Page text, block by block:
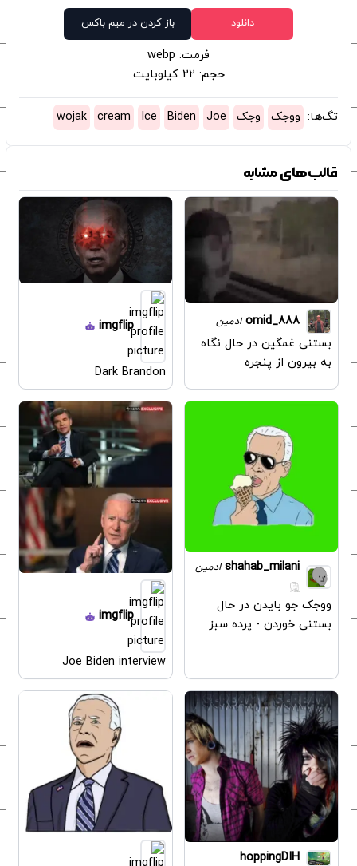
دانلود باز کردن در میم باکس
فرمت: webp
حجم: 22 کیلوبایت
تگ‌ها: ووجک وجک Joe
Biden
Ice
cream
wojak
قالب‌های مشابه
omid_888 ادمین
بستنی غمگین در حال نگاه
به بیرون از پنجره
imgflip
Dark Brandon
shahab_milani ادمین
ووجک جو بایدن در حال
بستنی خوردن - پرده سبز
imgflip
Joe Biden interview
hoppingDIH